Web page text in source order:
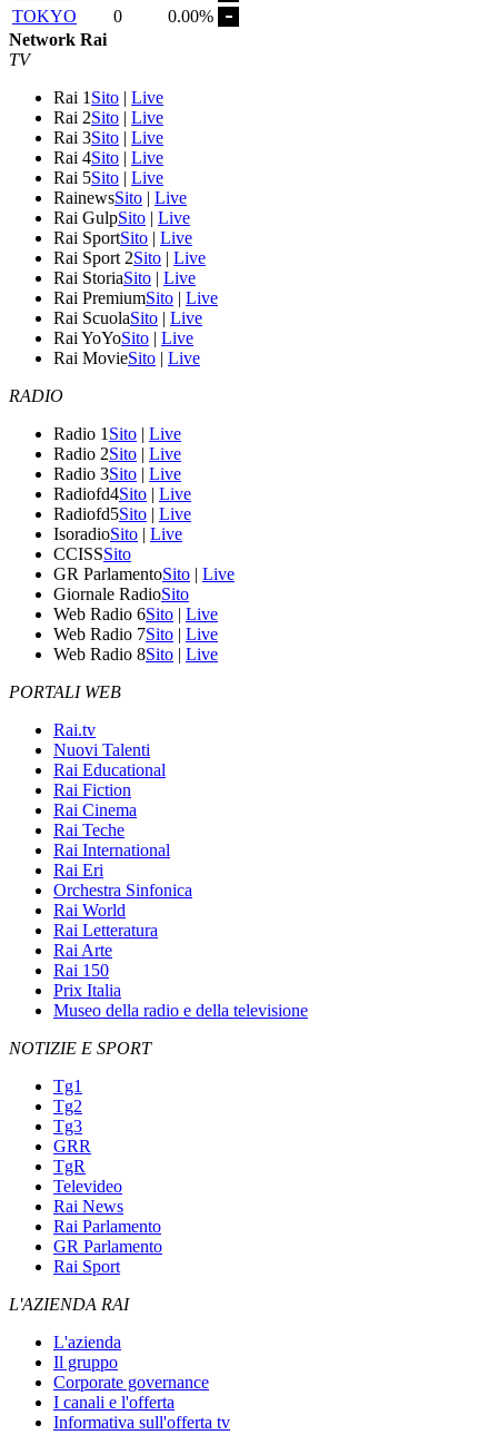
TOKYO
0
0.00%
Network Rai
TV
Rai 1 Sito | Live
Rai 2Sito | Live
Rai 3Sito | Live
Rai 4Sito | Live
Rai 5Sito | Live
RainewsSito | Live
Rai GulpSito | Live
Rai SportSito | Live
Rai Sport 2Sito | Live
Rai StoriaSito | Live
Rai PremiumSito | Live
Rai ScuolaSito | Live
Rai YoYoSito | Live
Rai MovieSito | Live
RADIO
Radio 1 Sito | Live
Radio 2Sito | Live
Radio 3Sito | Live
Radiofd4Sito | Live
Radiofd5Sito | Live
IsoradioSito | Live
CCISSSito
GR ParlamentoSito | Live
Giornale RadioSito
Web Radio 6Sito | Live
Web Radio 7Sito | Live
Web Radio 8Sito | Live
PORTALI WEB
Rai.tv
Nuovi Talenti
Rai Educational
Rai Fiction
Rai Cinema
Rai Teche
Rai International
Rai Eri
Orchestra Sinfonica
Rai World
Rai Letteratura
Rai Arte
Rai 150
Prix Italia
Museo della radio e della televisione
NOTIZIE E SPORT
Tg1
Tg2
Tg3
GRR
TgR
Televideo
Rai News
Rai Parlamento
GR Parlamento
Rai Sport
L'AZIENDA RAI
L'azienda
Il gruppo
Corporate governance
I canali e l'offerta
Informativa sull'offerta tv